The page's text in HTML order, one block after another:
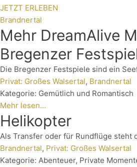
JETZT ERLEBEN
Brandnertal
Mehr DreamAlive
Bregenzer
Die Bregenzer Festspiele sind ein
Privat: Großes Walsertal, Brandnertal
Kategorie: Gemütlich und Romantisch
Mehr lesen...
Helikopter
Als Transfer oder für Rundflüge steht
Brandnertal, Privat: Großes Walsertal
Kategorie: Abenteuer, Private